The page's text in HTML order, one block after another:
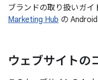
ブランドの取り扱いガイ
Marketing Hub の
ウェブサイトの